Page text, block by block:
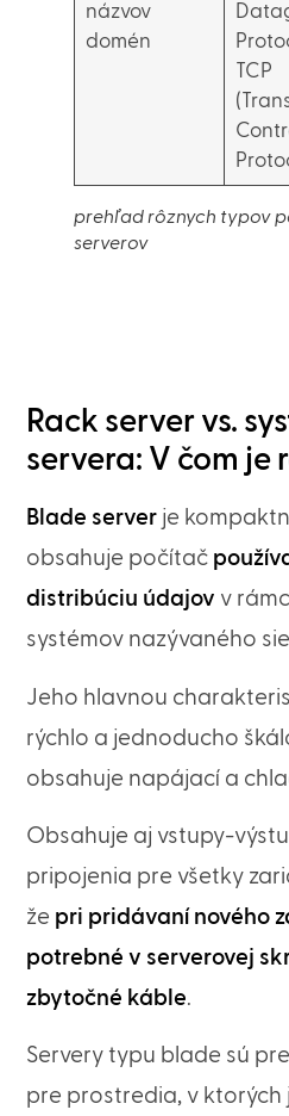
názvov
domén
TCP
prehľad rôznych typov
serverov
Rack server vs.
servera: V čom je
Blade server je
obsahuje počítač
distribúciu údajov v
systémov nazývaného
Jeho hlavnou
rýchlo a jednoducho
obsahuje napájací a
Obsahuje aj vstupy-
pripojenia pre všetky
že pri pridávaní nového
potrebné v serverovej
zbytočné káble.
Servery typu blade sú
pre prostredia, v ktorých